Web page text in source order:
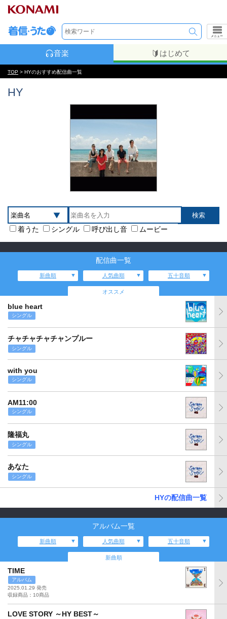
メニュー
音楽 はじめて
TOP > HYのおすすめ配信曲一覧
HY
着うた シングル 呼び出し音 ムービー
配信曲一覧
新曲順 人気曲順 五十音順
オススメ
blue heart
シングル
チャチャチャチャンプルー
シングル
with you
シングル
AM11:00
シングル
隆福丸
シングル
あなた
シングル
HYの配信曲一覧
アルバム一覧
新曲順 人気曲順 五十音順
新曲順
TIME
アルバム
2025.01.29 発売
収録商品：10商品
LOVE STORY ～HY BEST～